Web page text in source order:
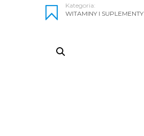
Kategoria:
WITAMINY I SUPLEMENTY